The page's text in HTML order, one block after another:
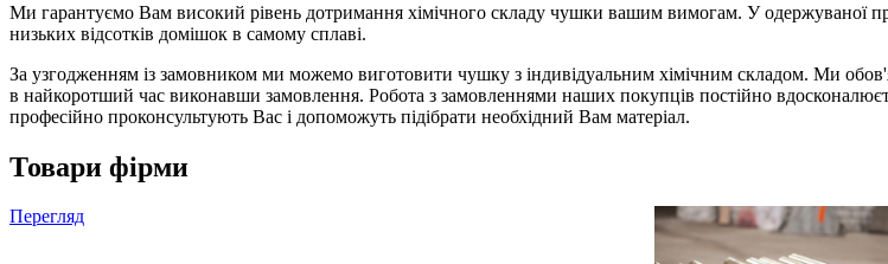
Ми гарантуємо Вам високий рівень дотримання хімічного складу чушки вашим вимогам. У одержуваної
низьких відсотків домішок в самому сплаві.
За узгодженням із замовником ми можемо виготовити чушку з індивідуальним хімічним складом. Ми
в найкоротший час виконавши замовлення. Робота з замовленнями наших покупців постійно
професійно проконсультують Вас і допоможуть підібрати необхідний Вам матеріал.
Товари фірми
Перегляд